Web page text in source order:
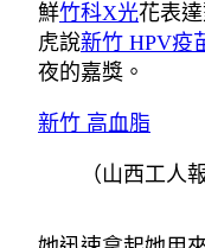
鮮竹科X光花表
虎說新竹 HPV疫
夜的嘉獎。
新竹 高血脂
（ 山西工人